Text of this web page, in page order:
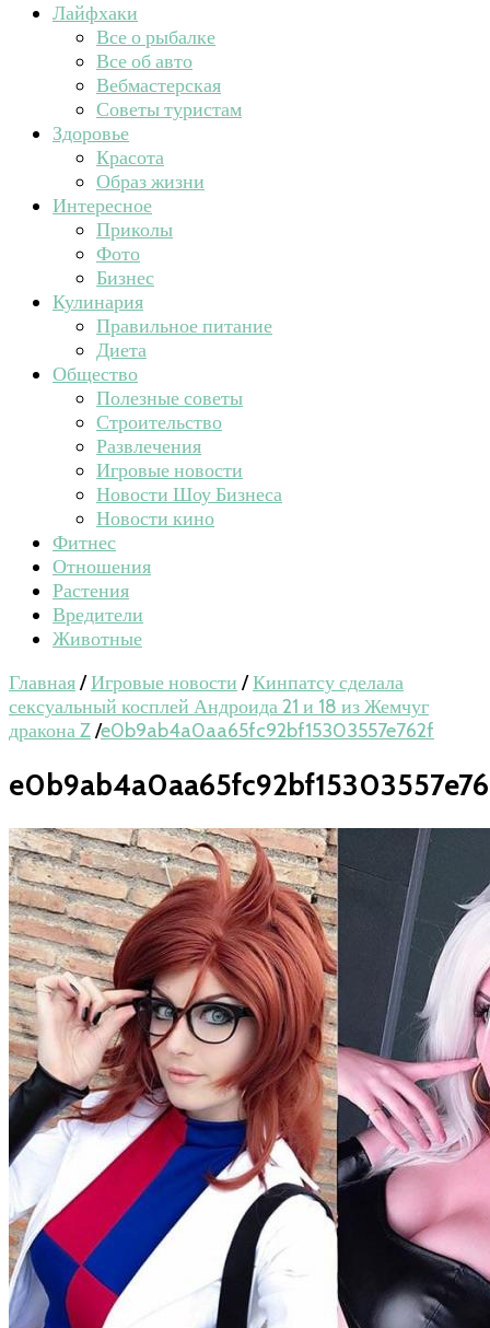
Лайфхаки
Все о рыбалке
Все об авто
Вебмастерская
Советы туристам
Здоровье
Красота
Образ жизни
Интересное
Приколы
Фото
Бизнес
Кулинария
Правильное питание
Диета
Общество
Полезные советы
Строительство
Развлечения
Игровые новости
Новости Шоу Бизнеса
Новости кино
Фитнес
Отношения
Растения
Вредители
Животные
Главная/Игровые новости /Кинпатсу сделала
сексуальный косплей Андроида 21 и 18 из Жемчуг
дракона Z/e0b9ab4a0aa65fc92bf15303557e762f